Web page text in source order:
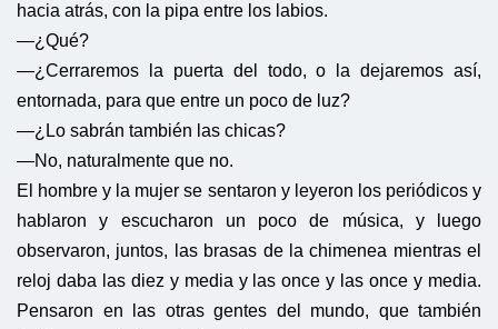
hacia atrás, con la pipa entre los labios.
—¿Qué?
—¿Cerraremos la puerta del todo, o la dejaremos así,
entornada, para que entre un poco de luz?
—¿Lo sabrán también las chicas?
—No, naturalmente que no.
El hombre y la mujer se sentaron y leyeron los periódicos y
hablaron y escucharon un poco de música, y luego
observaron, juntos, las brasas de la chimenea mientras el
reloj daba las diez y media y las once y las once y media.
Pensaron en las otras gentes del mundo, que también